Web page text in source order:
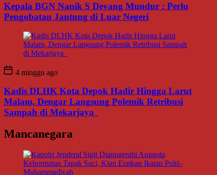
Kepala BGN Nanik S Deyang Mundur : Perlu
Pengobatan Jantung di Luar Negeri
4 minggu ago
Kadis DLHK Kota Depok Hadir Hingga Larut
Malam, Dengar Langsung Polemik Retribusi
Sampah di Mekarjaya
Mancanegara